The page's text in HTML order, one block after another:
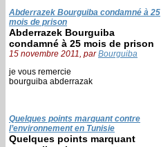
Abderrazek Bourguiba condamné à 25
mois de prison
Abderrazek Bourguiba
condamné à 25 mois de prison
15 novembre 2011, parBourguiba
je vous remercie
bourguiba abderrazak
Quelques points marquant contre
l’environnement en Tunisie
Quelques points marquant